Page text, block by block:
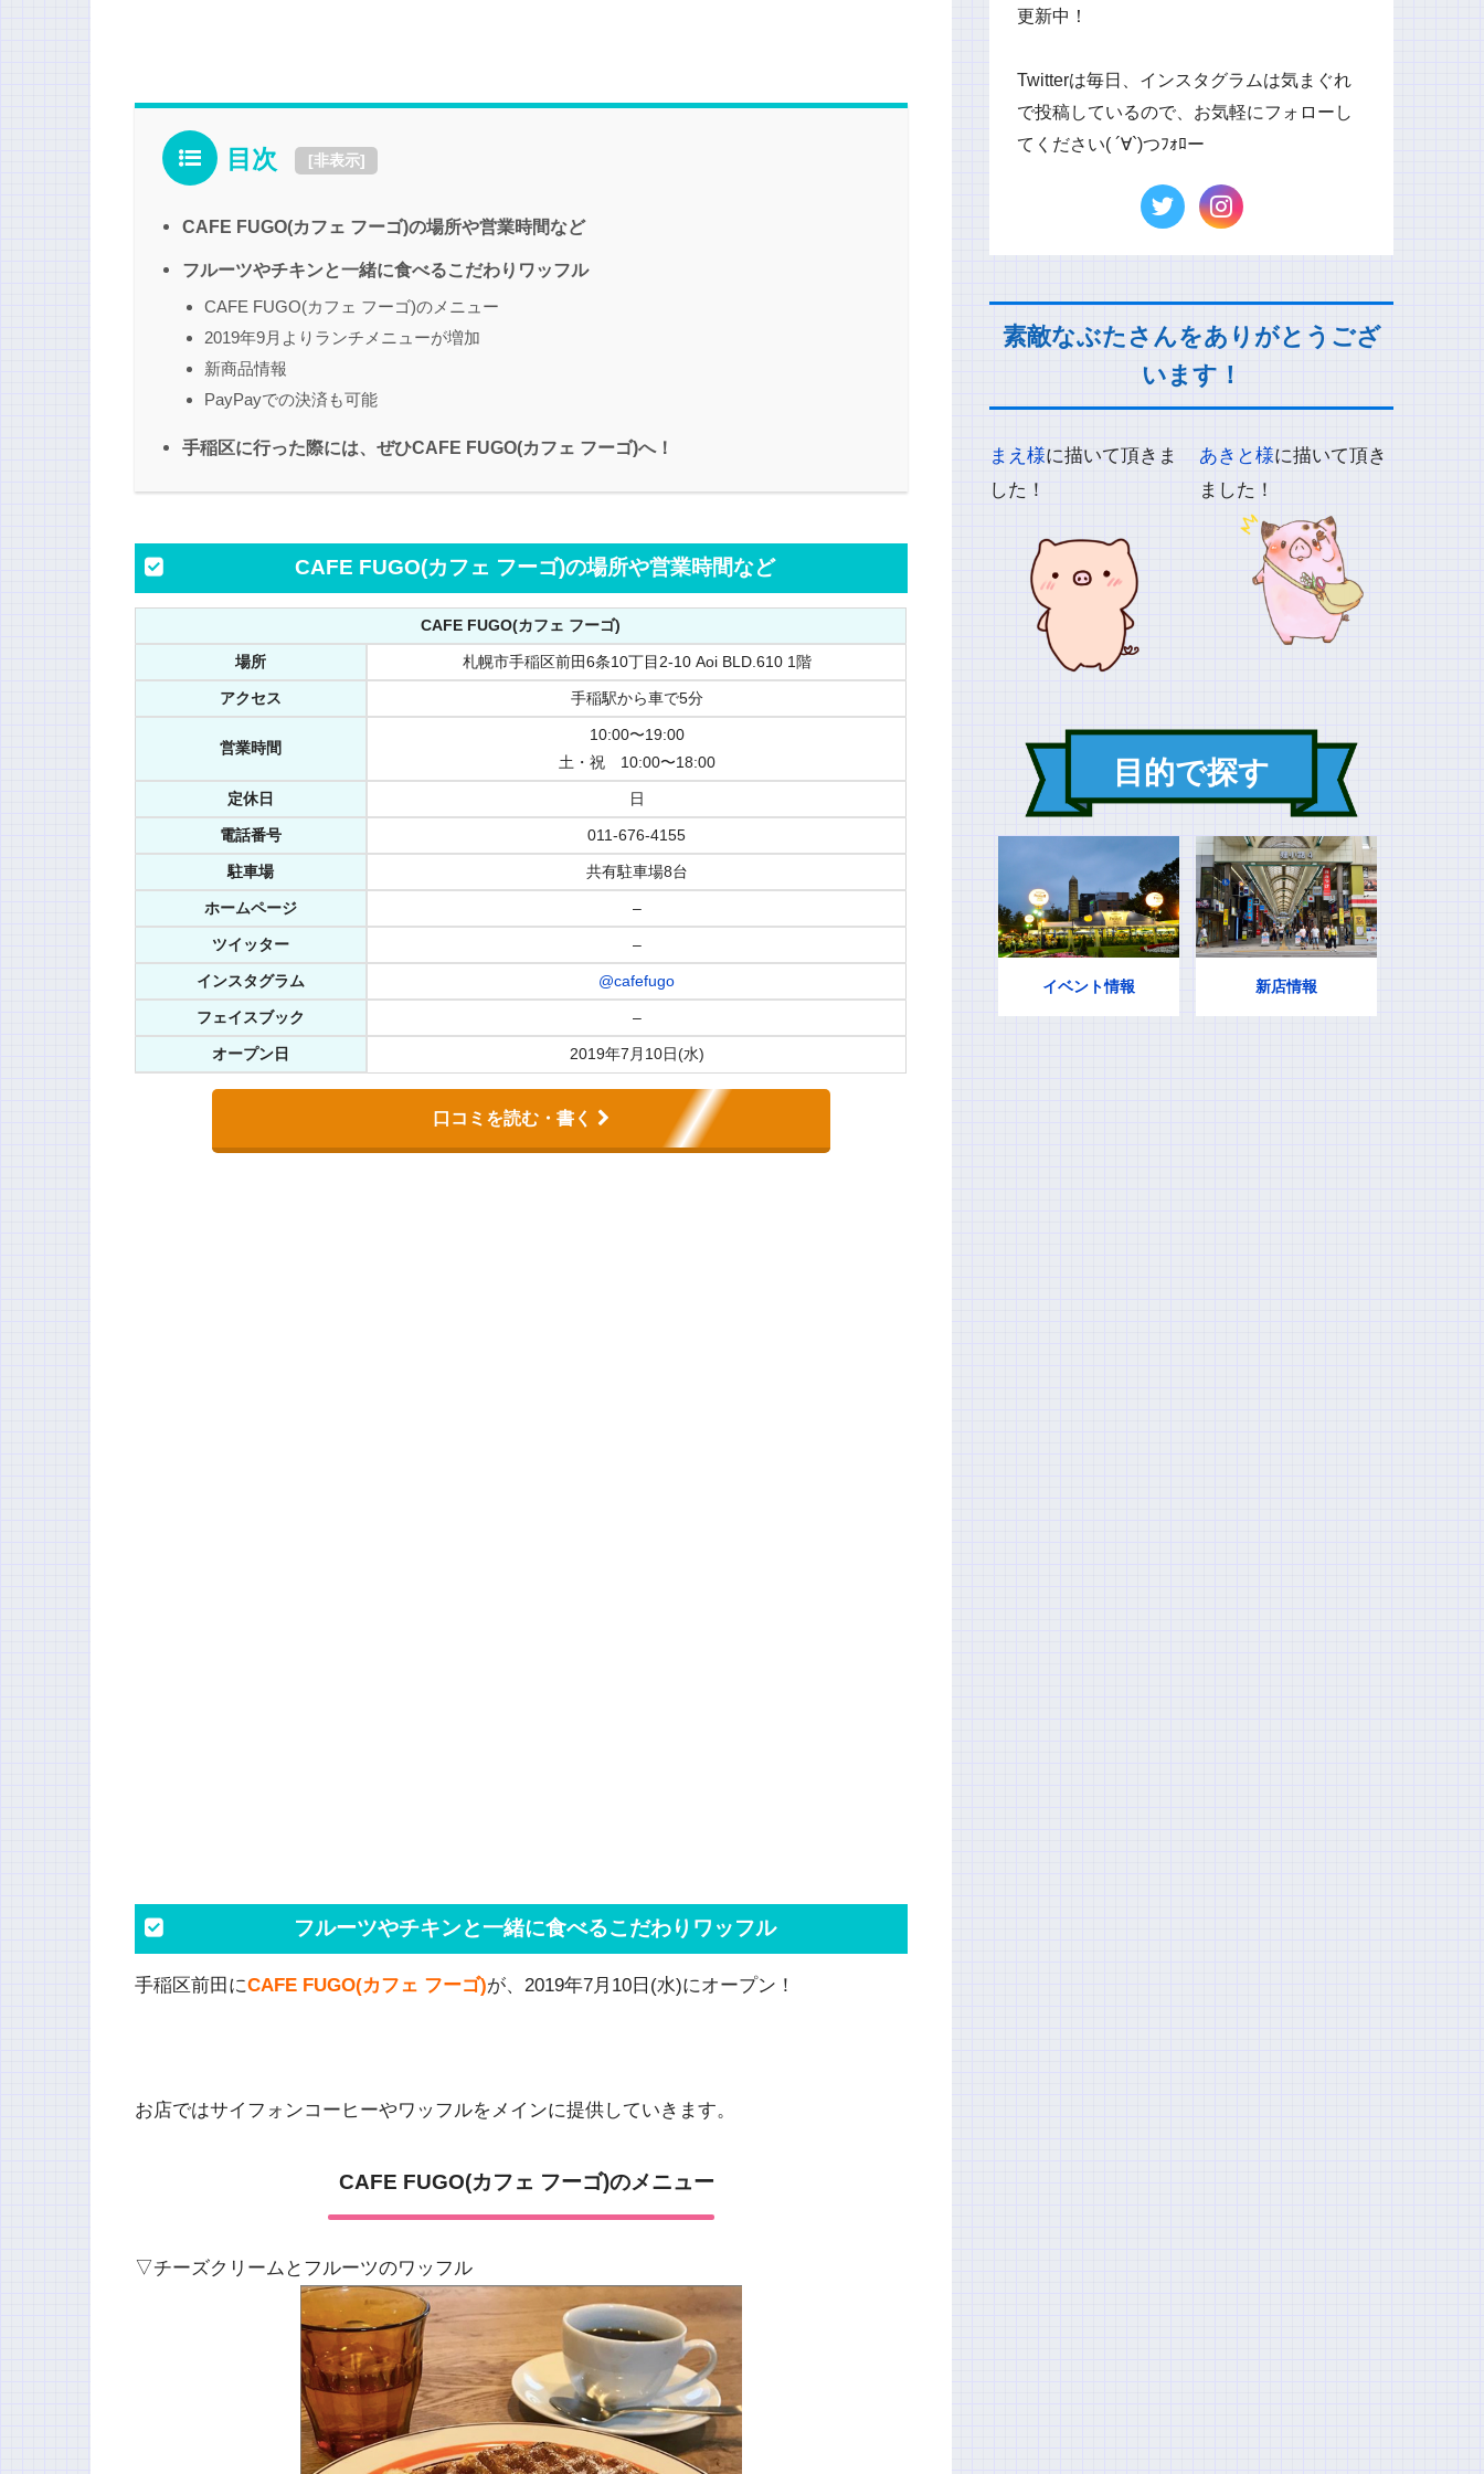
目次 [非表示]
CAFE FUGO(カフェ フーゴ)の場所や営業時間など
フルーツやチキンと一緒に食べるこだわりワッフル
CAFE FUGO(カフェ フーゴ)のメニュー
2019年9月よりランチメニューが増加
新商品情報
PayPayでの決済も可能
手稲区に行った際には、ぜひCAFE FUGO(カフェ フーゴ)へ！
CAFE FUGO(カフェ フーゴ)の場所や営業時間など
CAFE FUGO(カフェ フーゴ)
場所 札幌市手稲区前田6条10丁目2-10 Aoi BLD.610 1階
アクセス 手稲駅から車で5分
営業時間
10:00〜19:00
土・祝 10:00〜18:00
定休日 日
電話番号 011-676-4155
駐車場 共有駐車場8台
ホームページ –
ツイッター –
インスタグラム @cafefugo
フェイスブック –
オープン日 2019年7月10日(水)
口コミを読む・書く
フルーツやチキンと一緒に食べるこだわりワッフル
手稲区前田にCAFE FUGO(カフェ フーゴ)が、2019年7月10日(水)にオープン！
お店ではサイフォンコーヒーやワッフルをメインに提供していきます。
CAFE FUGO(カフェ フーゴ)のメニュー
▽チーズクリームとフルーツのワッフル
更新中！
Twitterは毎日、インスタグラムは気まぐれ
で投稿しているので、お気軽にフォローし
てください( ´∀`)つﾌｫﾛー
素敵なぶたさんをありがとうござ
います！
まえ様に描いて頂きま
した！
あきと様に描いて頂き
ました！
目的で探す
イベント情報 新店情報